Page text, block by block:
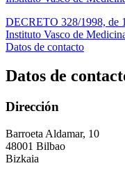
DECRETO 328/1998, de
Instituto Vasco de
Datos de contacto
Datos de
Dirección
Barroeta Aldamar, 10
48001 Bilbao
Bizkaia